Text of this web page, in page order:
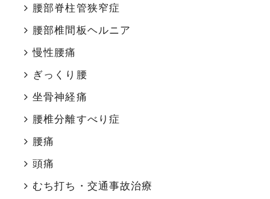
腰部脊柱管狭窄症
腰部椎間板ヘルニア
慢性腰痛
ぎっくり腰
坐骨神経痛
腰椎分離すべり症
腰痛
頭痛
むち打ち・交通事故治療